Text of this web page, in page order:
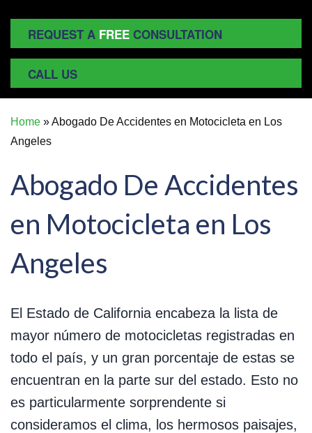
REQUEST A FREE CONSULTATION
CALL US
Home »Abogado De Accidentes en Motocicleta en Los
Angeles
Abogado De Accidentes
en Motocicleta en Los
Angeles
El Estado de California encabeza la lista de
mayor número de motocicletas registradas en
todo el país, y un gran porcentaje de estas se
encuentran en la parte sur del estado. Esto no
es particularmente sorprendente si
consideramos el clima, los hermosos paisajes,